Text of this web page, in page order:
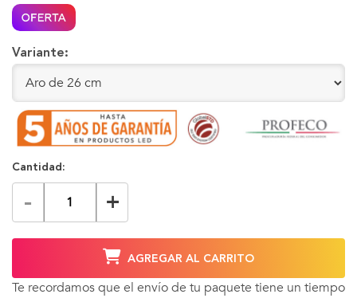
Variante:
Cantidad:
- +
AGREGAR AL CARRITO
Te recordamos que el envío de tu paquete tiene un tiempo